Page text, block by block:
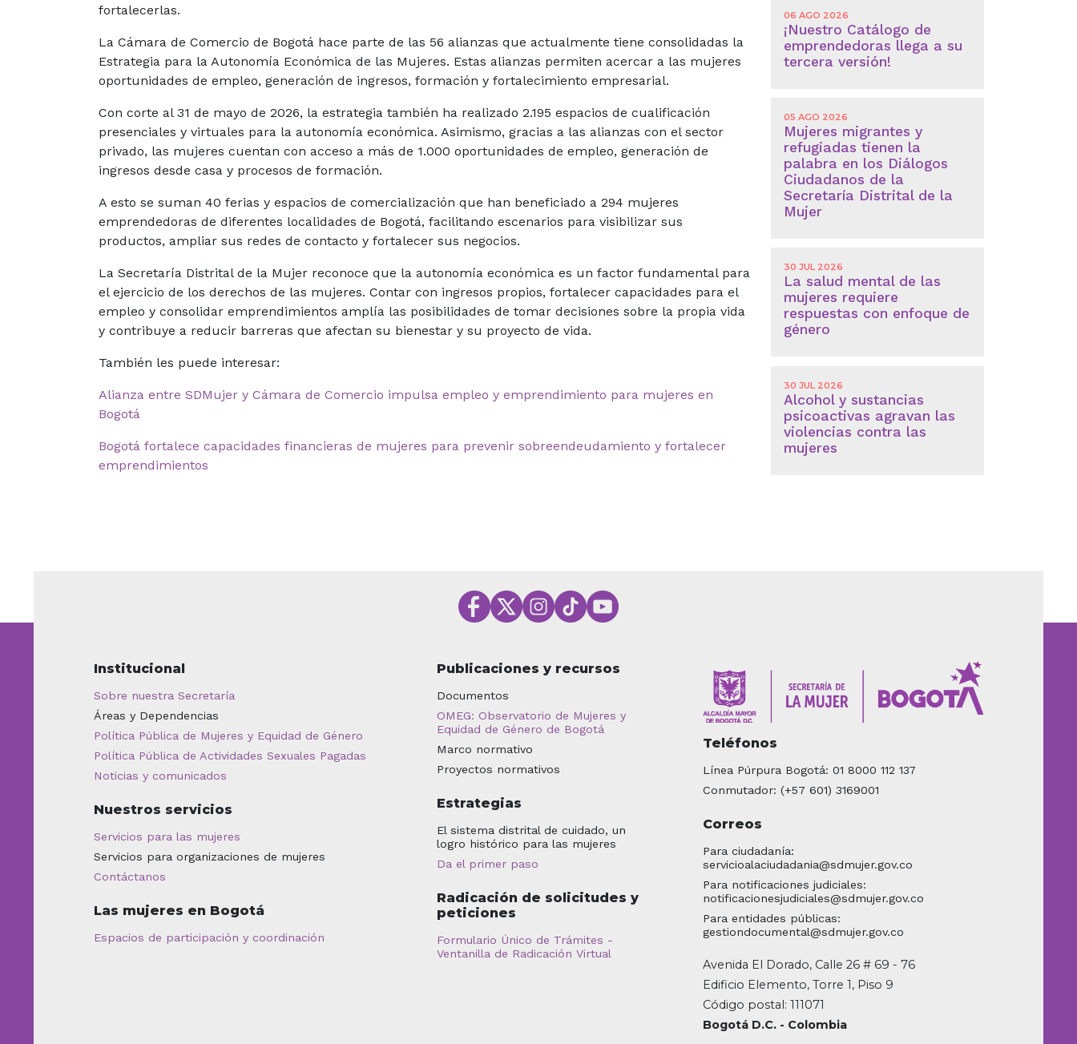
fortalecerlas.
La Cámara de Comercio de Bogotá hace parte de las 56 alianzas que actualmente tiene consolidadas la
Estrategia para la Autonomía Económica de las Mujeres. Estas alianzas permiten acercar a las mujeres
oportunidades de empleo, generación de ingresos, formación y fortalecimiento empresarial.
Con corte al 31 de mayo de 2026, la estrategia también ha realizado 2.195 espacios de cualificación
presenciales y virtuales para la autonomía económica. Asimismo, gracias a las alianzas con el sector
privado, las mujeres cuentan con acceso a más de 1.000 oportunidades de empleo, generación de
ingresos desde casa y procesos de formación.
A esto se suman 40 ferias y espacios de comercialización que han beneficiado a 294 mujeres
emprendedoras de diferentes localidades de Bogotá, facilitando escenarios para visibilizar sus
productos, ampliar sus redes de contacto y fortalecer sus negocios.
La Secretaría Distrital de la Mujer reconoce que la autonomía económica es un factor fundamental para
el ejercicio de los derechos de las mujeres. Contar con ingresos propios, fortalecer capacidades para el
empleo y consolidar emprendimientos amplía las posibilidades de tomar decisiones sobre la propia vida
y contribuye a reducir barreras que afectan su bienestar y su proyecto de vida.
También les puede interesar:
Alianza entre SDMujer y Cámara de Comercio impulsa empleo y emprendimiento para mujeres en
Bogotá
Bogotá fortalece capacidades financieras de mujeres para prevenir sobreendeudamiento y fortalecer
emprendimientos
06 AGO 2026
¡Nuestro Catálogo de
emprendedoras llega a su
tercera versión!
05 AGO 2026
Mujeres migrantes y
refugiadas tienen la
palabra en los Diálogos
Ciudadanos de la
Secretaría Distrital de la
Mujer
30 JUL 2026
La salud mental de las
mujeres requiere
respuestas con enfoque de
género
30 JUL 2026
Alcohol y sustancias
psicoactivas agravan las
violencias contra las
mujeres
Institucional
Sobre nuestra Secretaría
Áreas y Dependencias
Política Pública de Mujeres y Equidad de Género
Política Pública de Actividades Sexuales Pagadas
Noticias y comunicados
Nuestros servicios
Servicios para las mujeres
Servicios para organizaciones de mujeres
Contáctanos
Las mujeres en Bogotá
Espacios de participación y coordinación
Publicaciones y recursos
Documentos
OMEG: Observatorio de Mujeres y
Equidad de Género de Bogotá
Marco normativo
Proyectos normativos
Estrategias
El sistema distrital de cuidado, un
logro histórico para las mujeres
Da el primer paso
Radicación de solicitudes y
peticiones
Formulario Único de Trámites -
Ventanilla de Radicación Virtual
Teléfonos
Línea Púrpura Bogotá: 01 8000 112 137
Conmutador: (+57 601) 3169001
Correos
Para ciudadanía:
servicioalaciudadania@sdmujer.gov.co
Para notificaciones judiciales:
notificacionesjudiciales@sdmujer.gov.co
Para entidades públicas:
gestiondocumental@sdmujer.gov.co
Avenida El Dorado, Calle 26 # 69 - 76
Edificio Elemento, Torre 1, Piso 9
Código postal: 111071
Bogotá D.C. - Colombia